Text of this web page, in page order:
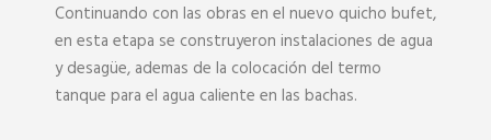
Continuando con las obras en el nuevo quicho bufet,
en esta etapa se construyeron instalaciones de agua
y desagüe, ademas de la colocación del termo
tanque para el agua caliente en las bachas.